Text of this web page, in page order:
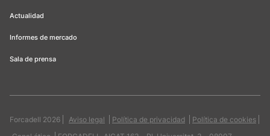
Actualidad
Informes de mercado
Sala de prensa
Forcadell 2026 Aviso legal Política de privacidad
Política de cookies